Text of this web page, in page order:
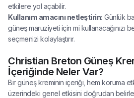
etkilere yol açabilir.
Kullanım amacını netleştirin: Günlük
güneş maruziyeti için mi kullanacağınızı
seçmenizi kolaylaştırır.
Christian Breton Güneş
İçeriğinde Neler Var?
Bir güneş kreminin içeriği, hem koruma
üzerindeki genel etkisini doğrudan